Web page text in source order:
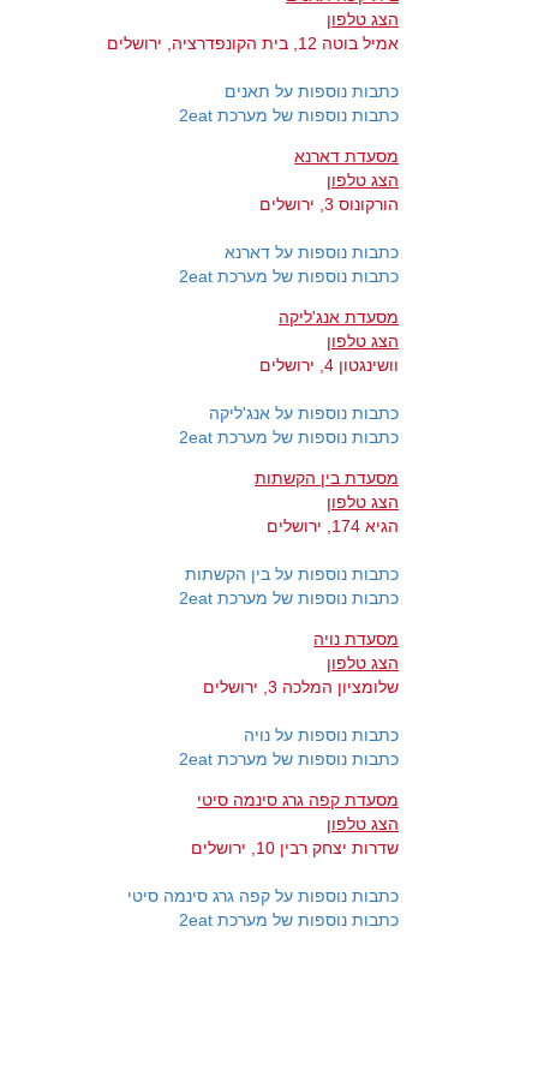
הצג טלפון
אמיל בוטה 12, בית הקונפדרציה, ירושלים
כתבות נוספות על תאנים
כתבות נוספות של מערכת 2eat
מסעדת דארנא
הצג טלפון
הורקונוס 3, ירושלים
כתבות נוספות על דארנא
כתבות נוספות של מערכת 2eat
מסעדת אנג'ליקה
הצג טלפון
וושינגטון 4, ירושלים
כתבות נוספות על אנג'ליקה
כתבות נוספות של מערכת 2eat
מסעדת בין הקשתות
הצג טלפון
הגיא 174, ירושלים
כתבות נוספות על בין הקשתות
כתבות נוספות של מערכת 2eat
מסעדת נויה
הצג טלפון
שלומציון המלכה 3, ירושלים
כתבות נוספות על נויה
כתבות נוספות של מערכת 2eat
מסעדת קפה גרג סינמה סיטי
הצג טלפון
שדרות יצחק רבין 10, ירושלים
כתבות נוספות על קפה גרג סינמה סיטי
כתבות נוספות של מערכת 2eat